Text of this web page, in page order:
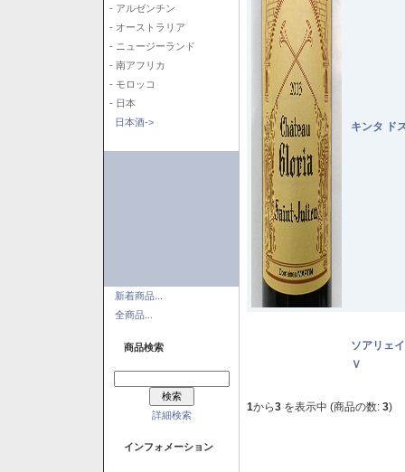
- アルゼンチン
- オーストラリア
- ニュージーランド
- 南アフリカ
- モロッコ
- 日本
日本酒->
新着商品...
全商品...
商品検索
詳細検索
インフォメーション
キンタ ド
ソアリェ
Ｖ
1から3 を表示中 (商品の数: 3)